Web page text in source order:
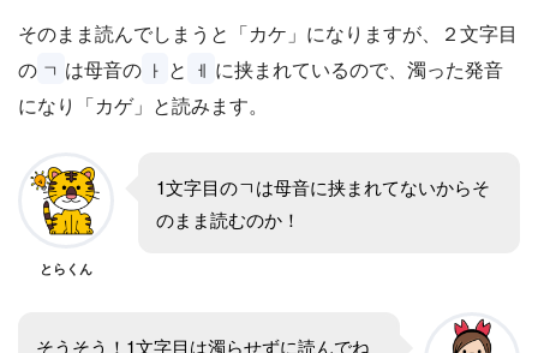
そのまま読んでしまうと「カケ」になりますが、２文字目
の ㄱ は母音の ㅏ と ㅔ に挟まれているので、濁った発音
になり「カゲ」と読みます。
とらくん
1文字目のㄱは母音に挟まれてないからそ
のまま読むのか！
そうそう！1文字目は濁らせずに読んでね